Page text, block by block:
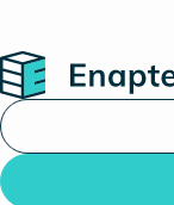
Home